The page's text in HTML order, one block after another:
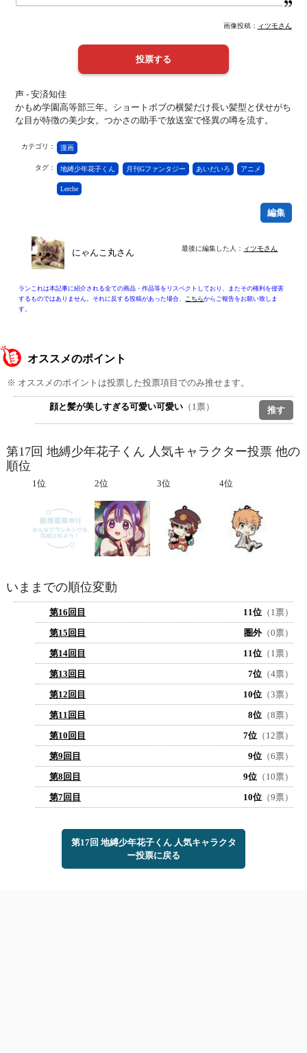
画像投稿： ィツモさん
声 - 安済知佳
かもめ学園高等部三年。ショートボブの横髪だけ長い髪型と伏せがち
な目が特徴の美少女。つかさの助手で放送室で怪異の噂を流す。
カテゴリ： 漫画
タグ： 地縛少年花子くん 月刊Gファンタジー あいだいろ アニメ
Lerche
編集
にゃんこ丸さん 最後に編集した人： ィツモさん
ランこれは本記事に紹介される全ての商品・作品等をリスペクトしており、またその権利を侵害
するものではありません。それに反する投稿があった場合、
こちらからご報告をお願い致しま
す。
オススメのポイント
※ オススメのポイントは投票した投票項目でのみ推せます。
顔と髪が美しすぎる可愛い可愛い （1票）
第17回 地縛少年花子くん 人気キャラクター投票 他の
順位
1位 2位 3位 4位
いままでの順位変動
第16回目 11位 （1票）
第15回目
圏外（0票）
第14回目
11位 （1票）
第13回目
7位 （4票）
第12回目
10位 （3票）
第11回目
8位 （8票）
第10回目
7位 （12票）
第9回目
9位 （6票）
第8回目
9位 （10票）
第7回目
10位 （9票）
第17回 地縛少年花子くん 人気キャラクタ
ー投票に戻る